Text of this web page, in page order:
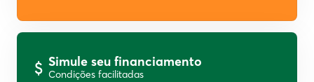
Simule seu financiamento
Condições facilitadas